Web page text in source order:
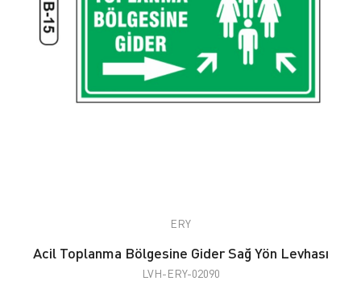
ERY
Acil Toplanma Bölgesine Gider Sağ Yön Levhası
LVH-ERY-02090